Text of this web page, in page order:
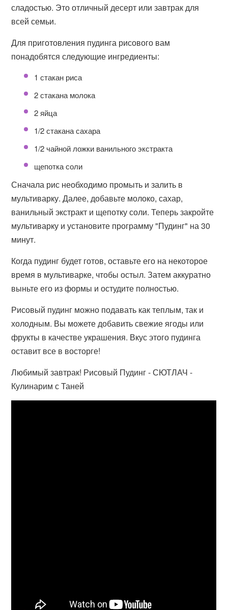
сладостью. Это отличный десерт или завтрак для
всей семьи.
Для приготовления пудинга рисового вам
понадобятся следующие ингредиенты:
1 стакан риса
2 стакана молока
2 яйца
1/2 стакана сахара
1/2 чайной ложки ванильного экстракта
щепотка соли
Сначала рис необходимо промыть и залить в
мультиварку. Далее, добавьте молоко, сахар,
ванильный экстракт и щепотку соли. Теперь закройте
мультиварку и установите программу "Пудинг" на 30
минут.
Когда пудинг будет готов, оставьте его на некоторое
время в мультиварке, чтобы остыл. Затем аккуратно
выньте его из формы и остудите полностью.
Рисовый пудинг можно подавать как теплым, так и
холодным. Вы можете добавить свежие ягоды или
фрукты в качестве украшения. Вкус этого пудинга
оставит все в восторге!
Любимый завтрак! Рисовый Пудинг - СЮТЛАЧ -
Кулинарим с Таней